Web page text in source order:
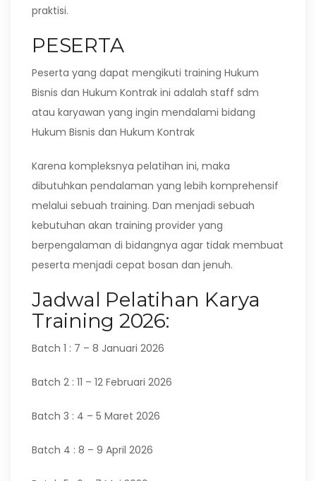
praktisi.
PESERTA
Peserta yang dapat mengikuti training Hukum
Bisnis dan Hukum Kontrak ini adalah staff sdm
atau karyawan yang ingin mendalami bidang
Hukum Bisnis dan Hukum Kontrak
Karena kompleksnya pelatihan ini, maka
dibutuhkan pendalaman yang lebih komprehensif
melalui sebuah training. Dan menjadi sebuah
kebutuhan akan training provider yang
berpengalaman di bidangnya agar tidak membuat
peserta menjadi cepat bosan dan jenuh.
Jadwal Pelatihan Karya
Training 2026:
Batch 1 : 7 – 8 Januari 2026
Batch 2 : 11 – 12 Februari 2026
Batch 3 : 4 – 5 Maret 2026
Batch 4 : 8 – 9 April 2026